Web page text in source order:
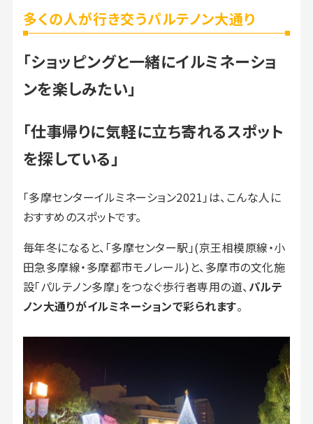
多くの人が行き交うパルテノン大通り
「ショッピングと一緒にイルミネーショ
ンを楽しみたい」
「仕事帰りに気軽に立ち寄れるスポット
を探している」
「多摩センターイルミネーション2021」は、こんな人に
おすすめのスポットです。
毎年冬になると、「多摩センター駅」(京王相模原線・小
田急多摩線・多摩都市モノレール)と、多摩市の文化施
設「パルテノン多摩」をつなぐ歩行者専用の道、パルテ
ノン大通りがイルミネーションで彩られます。